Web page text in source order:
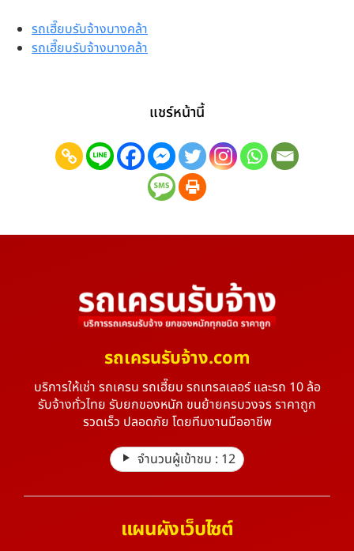
รถเฮี๊ยบรับจ้างบางคล้า
รถเฮี๊ยบรับจ้างบางคล้า
แชร์หน้านี้
รถเครนรับจ้าง.com
บริการให้เช่า รถเครน รถเฮี๊ยบ รถเทรลเลอร์ และรถ 10 ล้อ
รับจ้างทั่วไทย รับยกของหนัก ขนย้ายครบวงจร ราคาถูก
รวดเร็ว ปลอดภัย โดยทีมงานมืออาชีพ
จำนวนผู้เข้าชม : 12
แผนผังเว็บไซต์